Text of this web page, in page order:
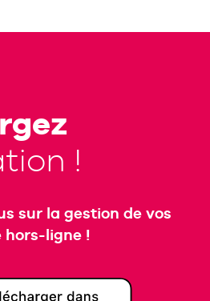
!
sur la gestion de vos
hors-ligne !